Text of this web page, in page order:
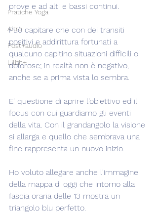
Pratiche Yoga
Altro
Post+audio
Lilith+
prove e ad alti e bassi continui.
Può capitare che con dei transiti
positivi e addirittura fortunati a
qualcuno capitino situazioni difficili o
dolorose; in realtà non è negativo,
anche se a prima vista lo sembra.
E' questione di aprire l'obiettivo ed il
focus con cui guardiamo gli eventi
della vita. Con il grandangolo la visione
si allarga e quello che sembrava una
fine rappresenta un nuovo inizio.
Ho voluto allegare anche l'immagine
della mappa di oggi che intorno alla
fascia oraria delle 13 mostra un
triangolo blu perfetto.